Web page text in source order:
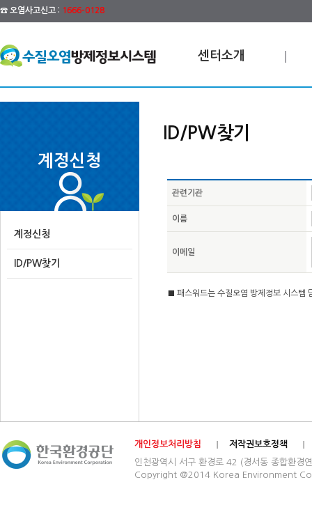
☎ 오염사고신고 : 1666-0128
센터소개
계정신청
계정신청
ID/PW찾기
ID/PW찾기
관련기관
이름
이메일
■ 패스워드는 수질오염 방제정보 시스템
개인정보처리방침
저작권보호정책
인천광역시 서구 환경로 42 (경서동 종합
Copyright @2014 Korea Environment